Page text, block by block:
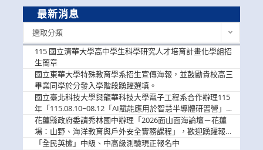
最新消息
選取分類
115 國立清華大學高中學生科學研究人才培育計畫化學組招
生簡章
國立東華大學特殊教育學系招生宣傳海報，並鼓勵貴校高三
畢業同學於分發入學階段踴躍選填。
國立臺北科技大學與龍華科技大學電子工程系合作辦理115
年「115.08.10~08.12「AI賦能應用於智慧半導體研習營」，
歡迎學生踴躍報名參加
花蓮縣政府委請秀林國中辦理「2026面山面海論壇－花蓮
場：山野、海洋教育與戶外安全實務課程」，歡迎踴躍報名
參加
「全民英檢」中級、中高級測驗現正報名中